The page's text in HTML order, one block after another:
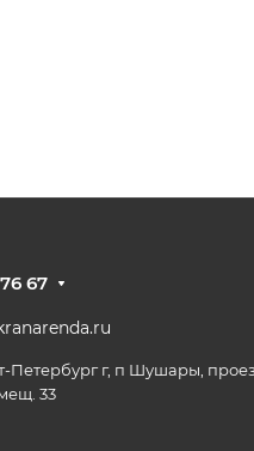
67
Петербург г, п Шушары,
33